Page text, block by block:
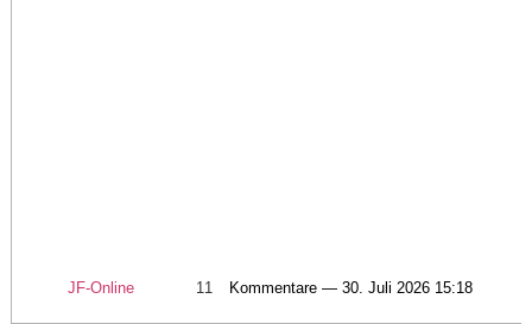
JF-Online 11 Kommentare — 30. Juli 2026 15:18